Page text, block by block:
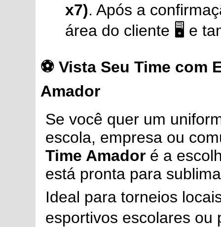
x7). Após a
área do cliente 🖥️ e
⚽ Vista Seu Time com
Amador
Se você quer um
escola, empresa ou
Time Amador é a
está pronta para
Ideal para torneios
esportivos escolares ou